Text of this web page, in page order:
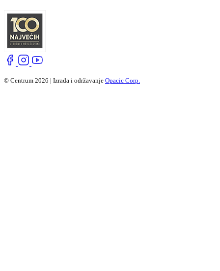
© Centrum 2026 | Izrada i održavanje Opacic Corp.